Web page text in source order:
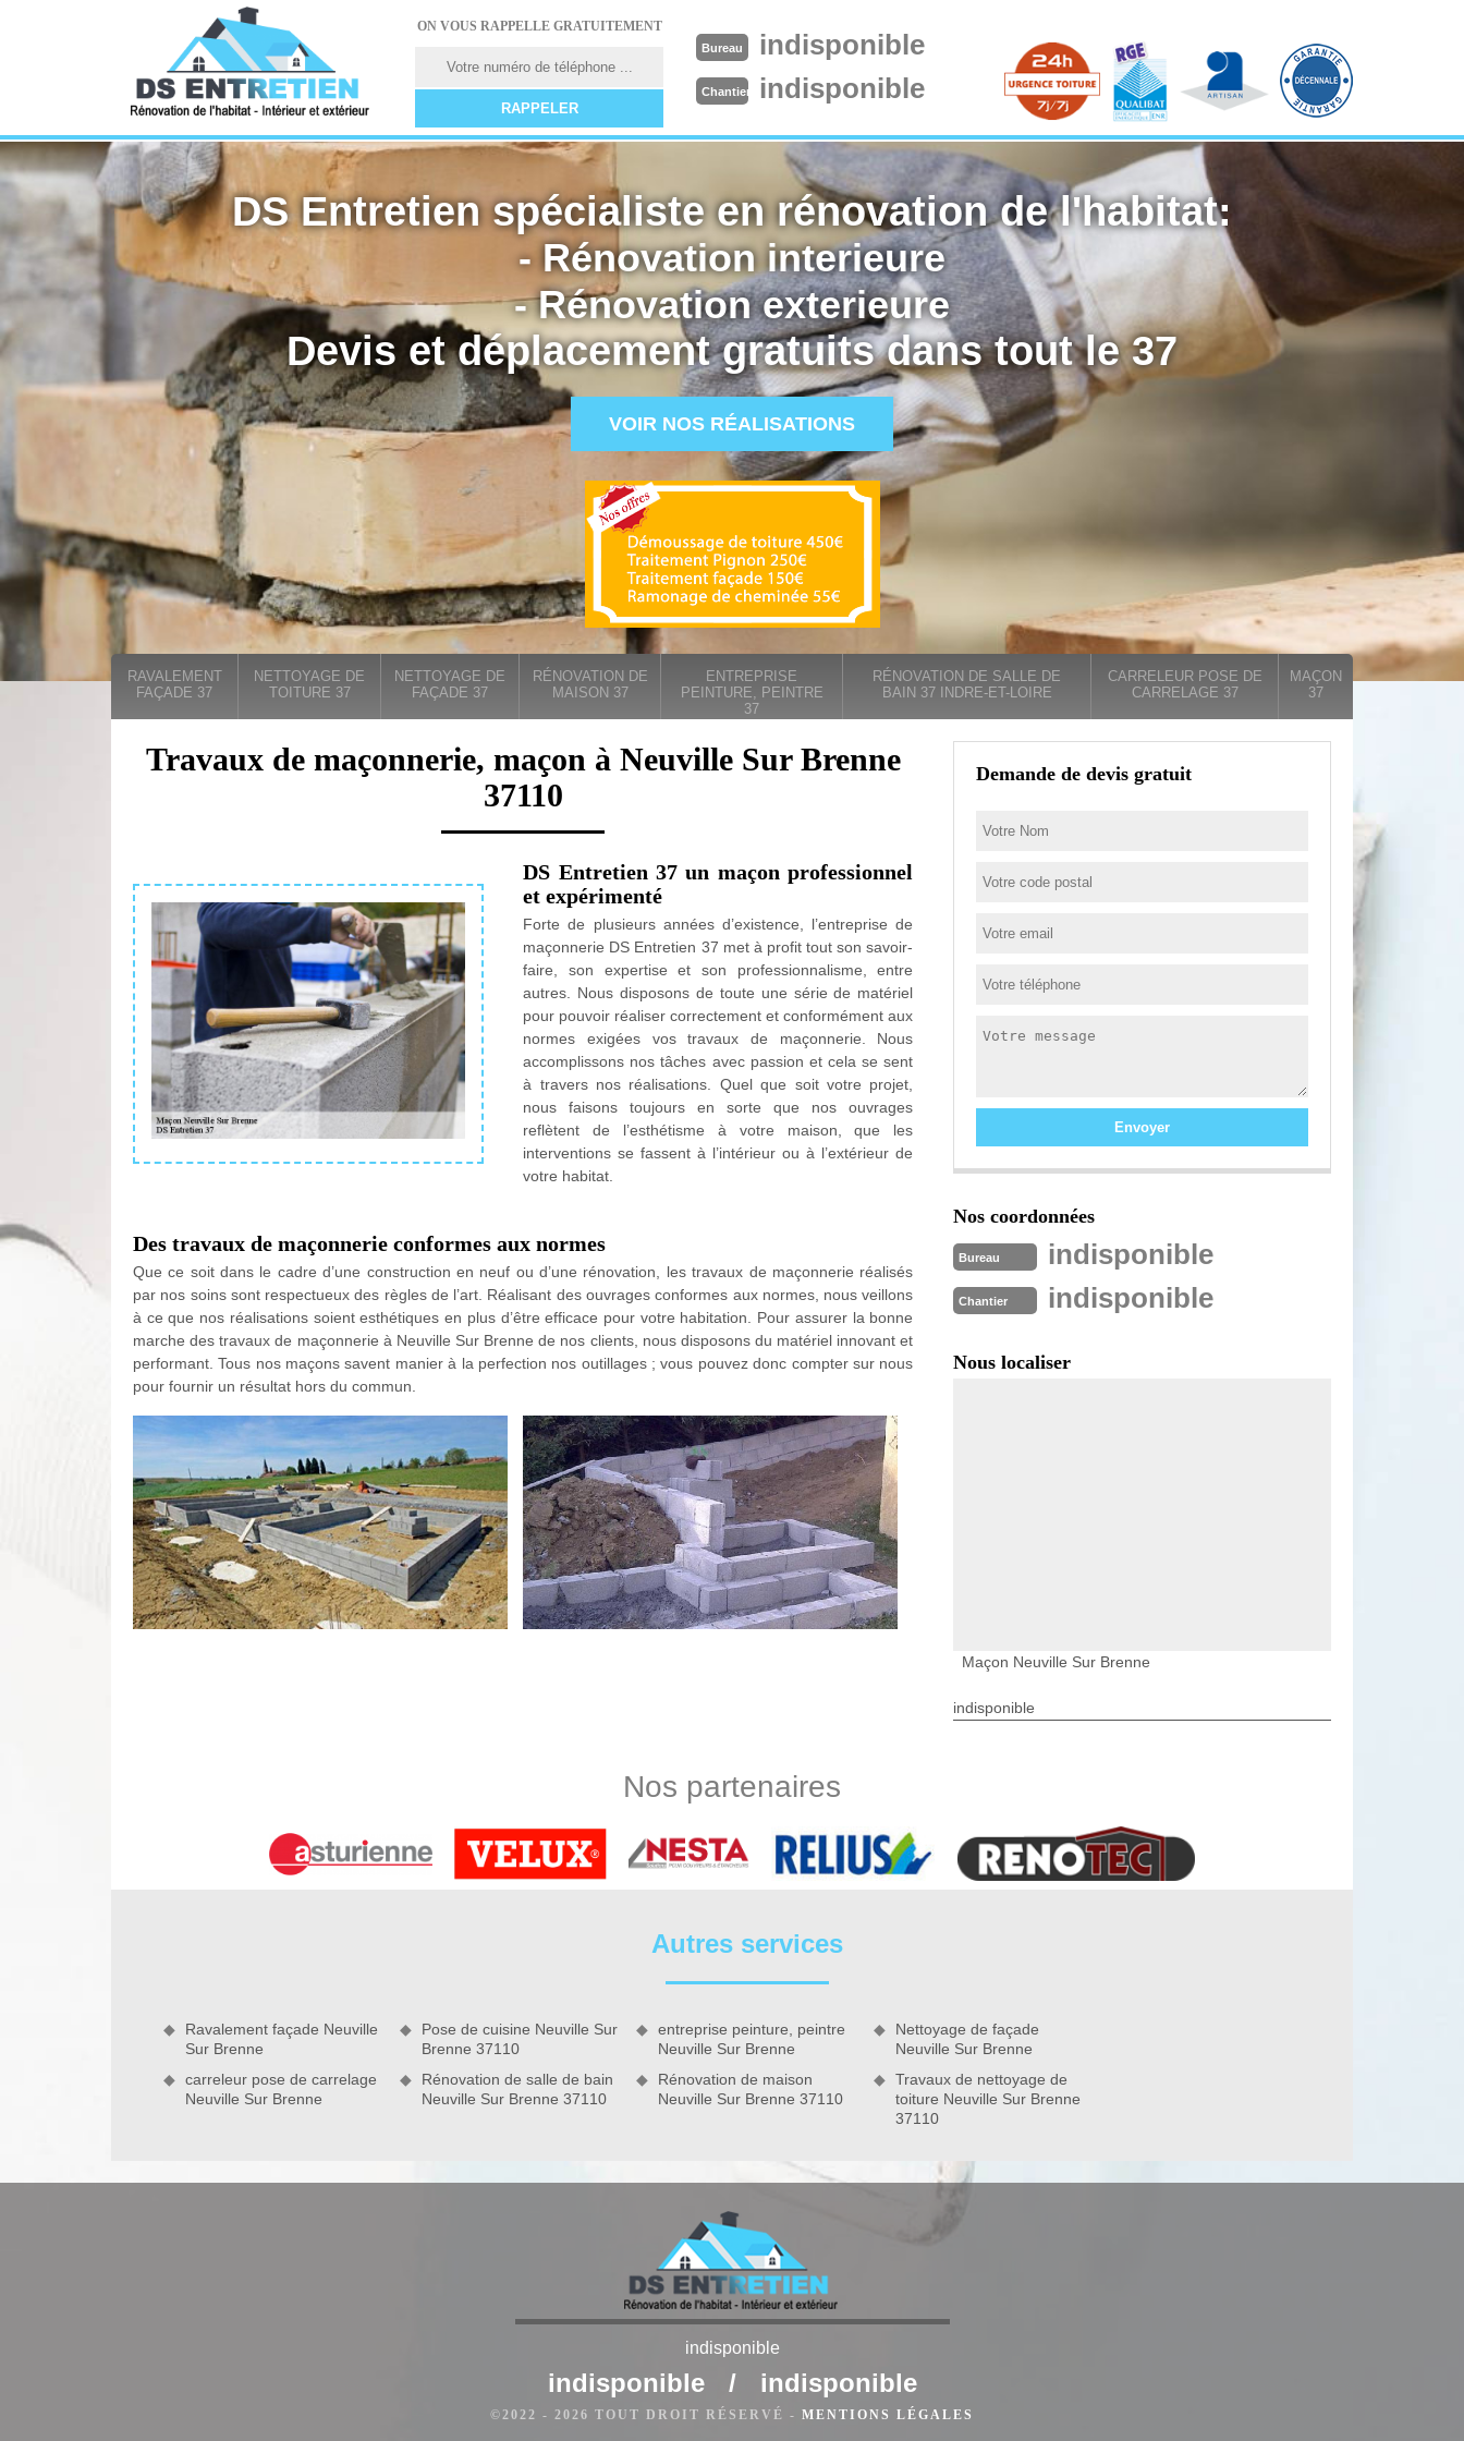
ON VOUS RAPPELLE GRATUITEMENT
Bureau indisponible
Chantier indisponible
DS Entretien spécialiste en rénovation de l'habitat:
- Rénovation interieure
- Rénovation exterieure
Devis et déplacement gratuits dans tout le 37
VOIR NOS RÉALISATIONS
RAVALEMENT
FAÇADE 37
NETTOYAGE DE
TOITURE 37
NETTOYAGE DE
FAÇADE 37
RÉNOVATION DE
MAISON 37
ENTREPRISE
PEINTURE, PEINTRE
37
RÉNOVATION DE SALLE DE
BAIN 37 INDRE-ET-LOIRE
CARRELEUR POSE DE
CARRELAGE 37
MAÇON
37
Travaux de maçonnerie, maçon à Neuville Sur Brenne
37110
DS Entretien 37 un maçon professionnel
et expérimenté
Forte de plusieurs années d’existence, l’entreprise de
maçonnerie DS Entretien 37 met à profit tout son savoir-
faire, son expertise et son professionnalisme, entre
autres. Nous disposons de toute une série de matériel
pour pouvoir réaliser correctement et conformément aux
normes exigées vos travaux de maçonnerie. Nous
accomplissons nos tâches avec passion et cela se sent
à travers nos réalisations. Quel que soit votre projet,
nous faisons toujours en sorte que nos ouvrages
reflètent de l’esthétisme à votre maison, que les
interventions se fassent à l’intérieur ou à l’extérieur de
votre habitat.
Des travaux de maçonnerie conformes aux normes
Que ce soit dans le cadre d’une construction en neuf ou d’une rénovation, les travaux de maçonnerie réalisés
par nos soins sont respectueux des règles de l’art. Réalisant des ouvrages conformes aux normes, nous veillons
à ce que nos réalisations soient esthétiques en plus d’être efficace pour votre habitation. Pour assurer la bonne
marche des travaux de maçonnerie à Neuville Sur Brenne de nos clients, nous disposons du matériel innovant et
performant. Tous nos maçons savent manier à la perfection nos outillages ; vous pouvez donc compter sur nous
pour fournir un résultat hors du commun.
Lorsque nous ferons le montage de votre muret, nous allons nous assurer au préalable que la fondation de
faire et aux qualifications de nos artisans maçons, jouissez d’un muret qui soit à la fois solide, durable, stable et
esthétique. Laissez-nous prendre en main votre projet de construction de muret, le résultat pourrait largement
dépasser toutes vos attentes.
Quel que soit votre projet en maçonnerie, nous nous évertuons à réaliser des interventions de qualité afin de
entreprise de maçonnerie à Neuville Sur Brenne met également à votre disposition un service de dépannage qui
DS Entretien 37 un artisan maçon fiable et sérieux
Demande de devis gratuit
Nos coordonnées
Bureau indisponible
Chantier indisponible
Nous localiser
Maçon Neuville Sur Brenne
indisponible
Nos partenaires
Autres services
Ravalement façade Neuville
Sur Brenne
carreleur pose de carrelage
Neuville Sur Brenne
Pose de cuisine Neuville Sur
Brenne 37110
Rénovation de salle de bain
Neuville Sur Brenne 37110
entreprise peinture, peintre
Neuville Sur Brenne
Rénovation de maison
Neuville Sur Brenne 37110
Nettoyage de façade
Neuville Sur Brenne
Travaux de nettoyage de
toiture Neuville Sur Brenne
indisponible
indisponible / indisponible
©2022 - 2026 TOUT DROIT RÉSERVÉ - MENTIONS LÉGALES